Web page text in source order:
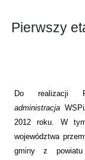
Pierwszy
Do realizacji
administracja
2012 roku. W
województwa
gminy z